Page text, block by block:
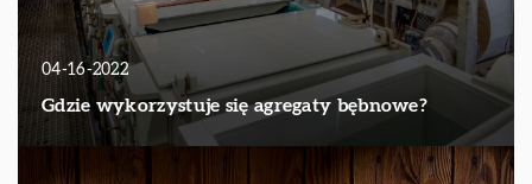
04-16-2022
Gdzie wykorzystuje się agregaty bębnowe?